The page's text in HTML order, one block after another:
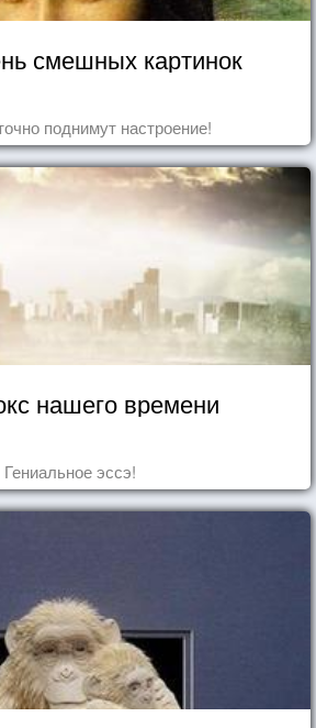
смешных картинок
поднимут настроение!
нашего времени
Гениальное эссэ!